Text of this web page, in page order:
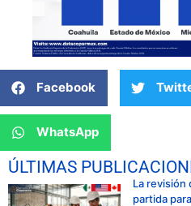
Facebook
WhatsApp
ÚLTIMAS
La revisión
partida